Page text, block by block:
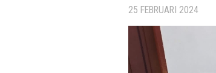
25 FEBRUARI 2024